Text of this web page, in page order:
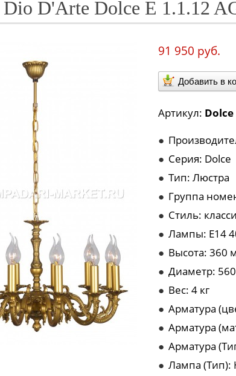
D'Arte Dolce E 1.1.12
91 950 руб.
Добавить в
Артикул: Dolce
●
● Серия: Dolce
● Тип: Люстра
● Группа
● Стиль:
● Лампы: Е14
● Высота: 360
● Диаметр:
● Вес: 4 кг
● Арматура
● Арматура
● Арматура
● Лампа (Тип):